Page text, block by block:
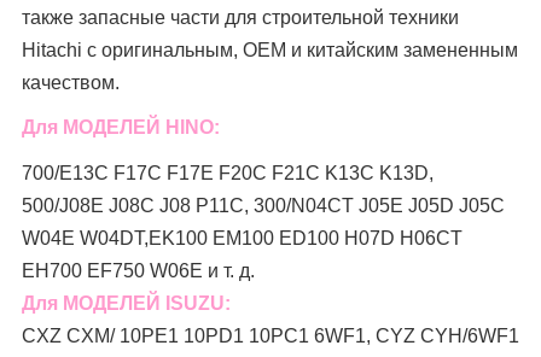
также запасные части для строительной техники
Hitachi с оригинальным, OEM и китайским замененным
качеством.
Для МОДЕЛЕЙ HINO:
700/E13C F17C F17E F20C F21C K13C K13D,
500/J08E J08C J08 P11C, 300/N04CT J05E J05D J05C
W04E W04DT,EK100 EM100 ED100 H07D H06CT
EH700 EF750 W06E и т. д.
Для МОДЕЛЕЙ ISUZU:
CXZ CXM/ 10PE1 10PD1 10PC1 6WF1, CYZ CYH/6WF1